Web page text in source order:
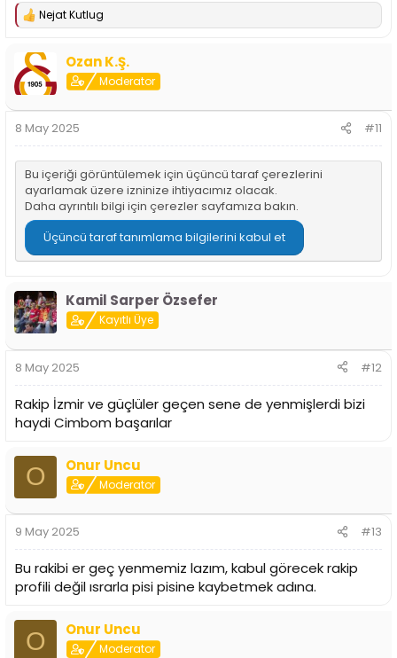
T
k
i
l
Nejat Kutlug
Ozan K.Ş.
Moderator
8 May 2025 #11
Bu içeriği görüntülemek için üçüncü taraf çerezlerini
ayarlamak üzere izninize ihtiyacımız olacak.
Daha ayrıntılı bilgi için çerezler sayfamıza bakın.
Üçüncü taraf tanımlama bilgilerini kabul et
Kamil Sarper Özsefer
Kayıtlı Üye
8 May 2025 #12
Rakip İzmir ve güçlüler geçen sene de yenmişlerdi bizi
haydi Cimbom başarılar
O Onur Uncu
Moderator
9 May 2025 #13
Bu rakibi er geç yenmemiz lazım, kabul görecek rakip
profili değil ısrarla pisi pisine kaybetmek adına.
O Onur Uncu
Moderator